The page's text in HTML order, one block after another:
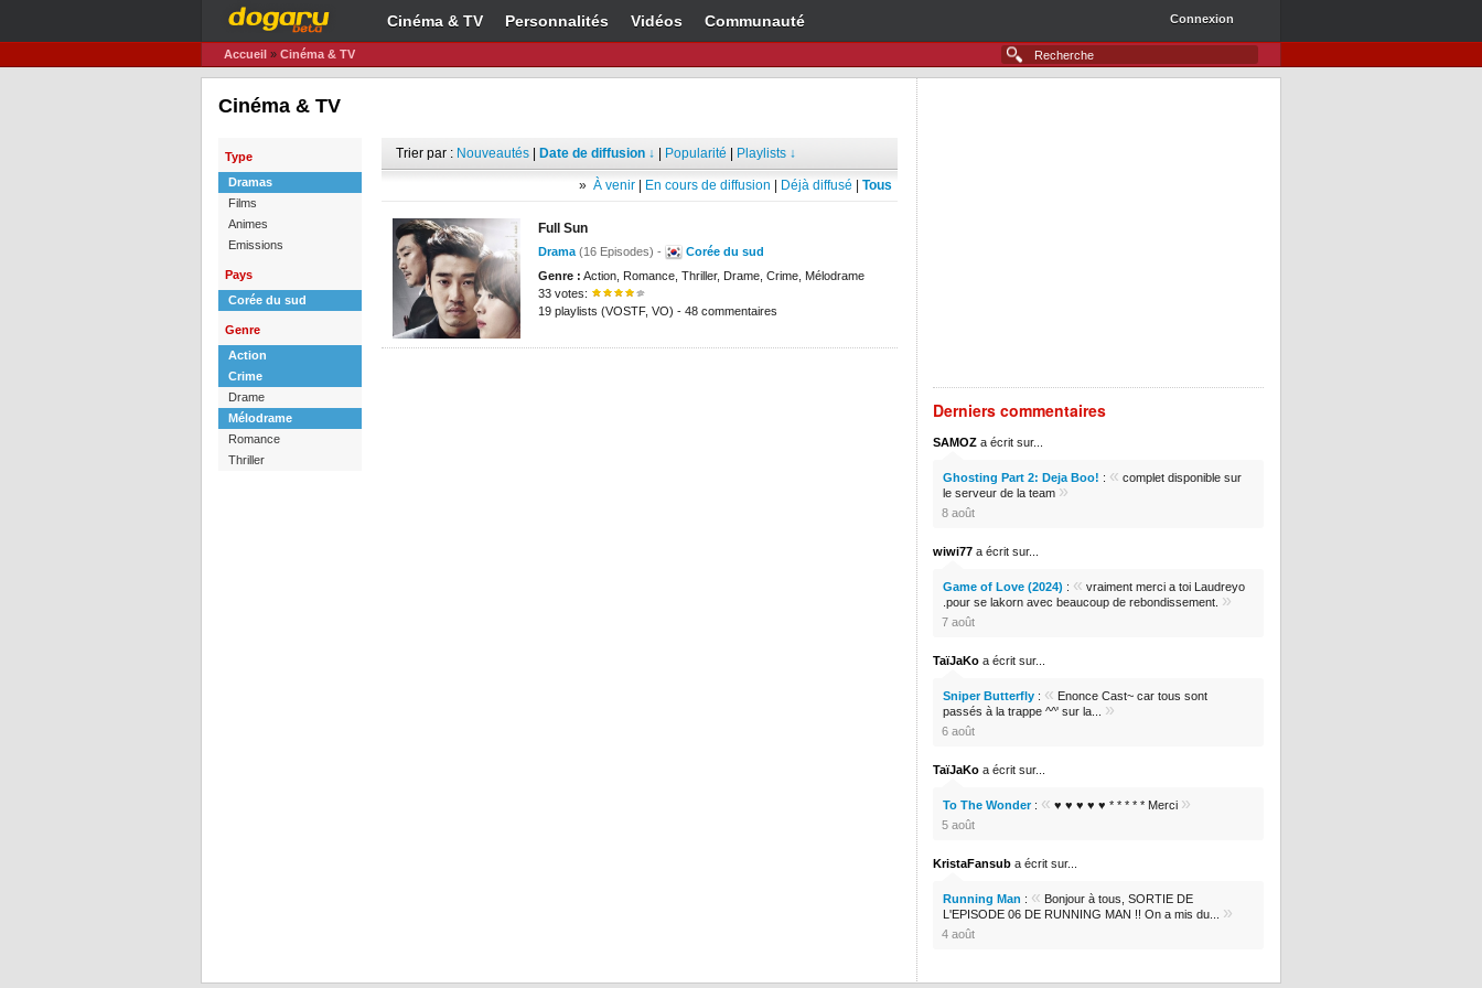
Cinéma & TV Personnalités Vidéos Communauté Connexion
Accueil » Cinéma & TV
Cinéma & TV
Type
Dramas
Films
Animes
Emissions
Pays
Corée du sud
Genre
Action
Crime
Drame
Mélodrame
Romance
Thriller
Trier par : Nouveautés Date de diffusion ↓ Popularité Playlists ↓
» À venir En cours de diffusion Déjà diffusé Tous
Full Sun
Drama (16 Episodes) -
Corée du sud
Genre : Action, Romance, Thriller, Drame, Crime, Mélodrame
33 votes:
19 playlists (VOSTF, VO) - 48 commentaires
Derniers commentaires
SAMOZ a écrit sur...
Ghosting Part 2: Deja Boo! : « complet disponible sur
le serveur de la team »
8 août
wiwi77 a écrit sur...
Game of Love (2024) : « vraiment merci a toi Laudreyo
.pour se lakorn avec beaucoup de rebondissement. »
7 août
TaïJaKo a écrit sur...
Sniper Butterfly : « Enonce Cast~ car tous sont
passés à la trappe ^^' sur la... »
6 août
TaïJaKo a écrit sur...
To The Wonder: « ♥ ♥ ♥ ♥ ♥ * * * * * Merci »
5 août
KristaFansub a écrit sur...
Running Man : « Bonjour à tous, SORTIE DE
L'EPISODE 06 DE RUNNING MAN !! On a mis du... »
4 août